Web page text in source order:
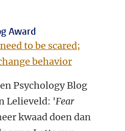
Award
to be scared;
behavior
Psychology Blog
Lelieveld: 'Fear
kwaad doen dan